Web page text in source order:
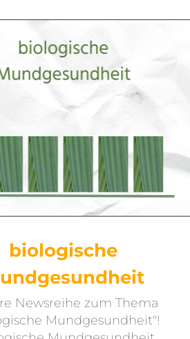
biologische
Newsreihe zum Thema
Mundgesundheit"!